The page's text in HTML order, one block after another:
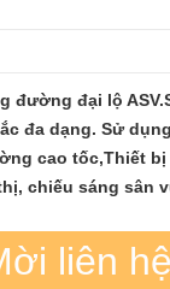
đường đại lộ
đa dạng. Sử
cao tốc,Thiết
chiếu sáng sân
liên hệ